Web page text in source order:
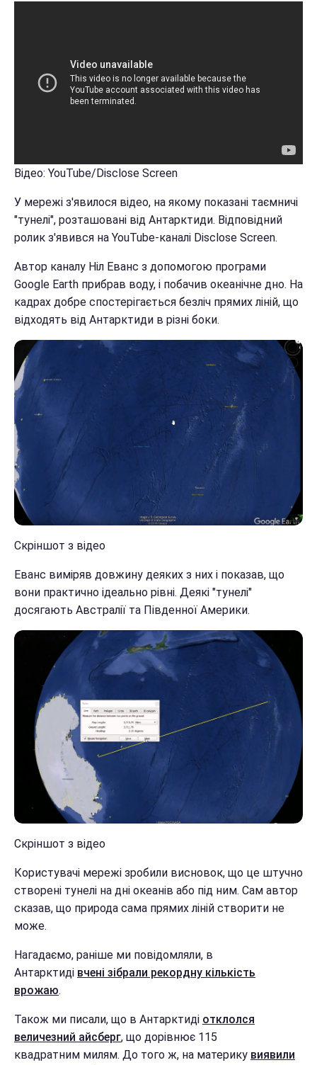
Відео: YouTube/Disclose Screen
У мережі з'явилося відео, на якому показані таємничі
"тунелі", розташовані від Антарктиди. Відповідний
ролик з'явився на YouTube-каналі Disclose Screen.
Автор каналу Ніл Еванс з допомогою програми
Google Earth прибрав воду, і побачив океанічне дно. На
кадрах добре спостерігається безліч прямих ліній, що
відходять від Антарктиди в різні боки.
Скріншот з відео
Еванс виміряв довжину деяких з них і показав, що
вони практично ідеально рівні. Деякі "тунелі"
досягають Австралії та Південної Америки.
Скріншот з відео
Користувачі мережі зробили висновок, що це штучно
створені тунелі на дні океанів або під ним. Сам автор
сказав, що природа сама прямих ліній створити не
може.
Нагадаємо, раніше ми повідомляли, в
Антарктиді вчені зібрали рекордну кількість
врожаю.
Також ми писали, що в Антарктиді отклолся
величезний айсберг, що дорівнює 115
квадратним милям. До того ж, на материку виявили